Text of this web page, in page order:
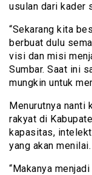
usulan dari kader
“Sekarang kita
berbuat dulu
visi dan misi
Sumbar. Saat ini
mungkin untuk
Menurutnya nanti
rakyat di
kapasitas,
yang akan menilai.
“Makanya